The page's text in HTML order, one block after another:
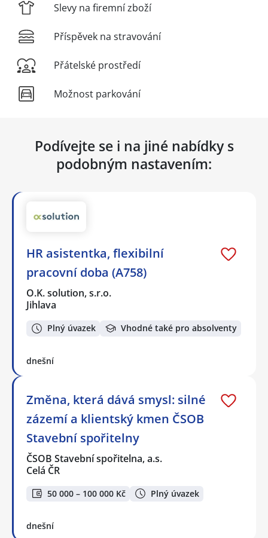
Slevy na firemní zboží
Příspěvek na stravování
Přátelské prostředí
Možnost parkování
Podívejte se i na jiné nabídky s
podobným nastavením:
HR asistentka, flexibilní
pracovní doba (A758)
O.K. solution, s.r.o.
Jihlava
Plný úvazek Vhodné také pro absolventy
dnešní
Změna, která dává smysl: silné
zázemí a klientský kmen ČSOB
Stavební spořitelny
ČSOB Stavební spořitelna, a.s.
Celá ČR
50 000 – 100 000 Kč Plný úvazek
dnešní